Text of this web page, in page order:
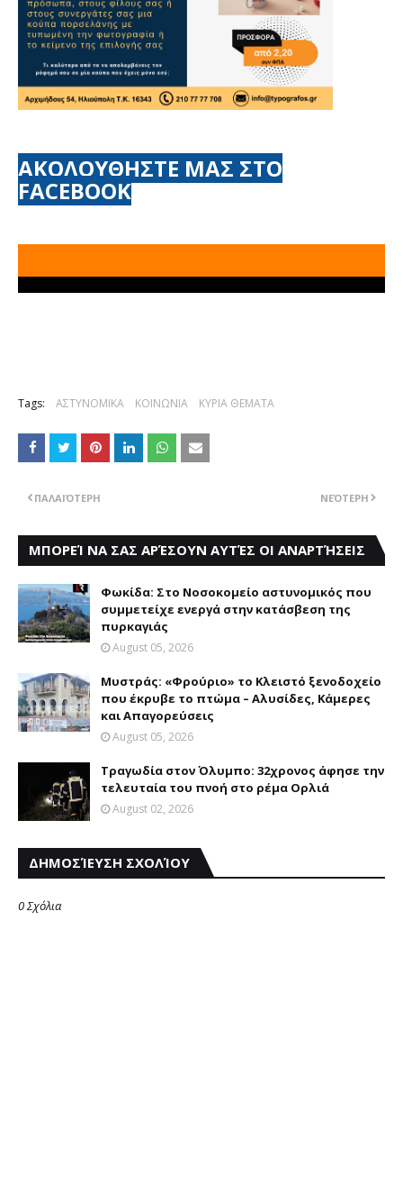
ΑΚΟΛΟΥΘΗΣΤΕ ΜΑΣ ΣΤΟ
FACEBOOK
Tags: ΑΣΤΥΝΟΜΙΚΑ ΚΟΙΝΩΝΙΑ ΚΥΡΙΑ ΘΕΜΑΤΑ
ΝΕΌΤΕΡΗ
ΠΑΛΑΙΌΤΕΡΗ
ΜΠΟΡΕΊ ΝΑ ΣΑΣ ΑΡΈΣΟΥΝ ΑΥΤΈΣ ΟΙ ΑΝΑΡΤΉΣΕΙΣ
Φωκίδα: Στο Νοσοκομείο αστυνομικός που
συμμετείχε ενεργά στην κατάσβεση της
πυρκαγιάς
August 05, 2026
Mυστράς: «Φρούριο» το Kλειστό ξενοδοχείο
που έκρυβε το πτώμα – Aλυσίδες, Kάμερες
και Aπαγορεύσεις
August 05, 2026
Τραγωδία στον Όλυμπο: 32χρονος άφησε την
τελευταία του πνοή στο ρέμα Ορλιά
August 02, 2026
ΔΗΜΟΣΊΕΥΣΗ ΣΧΟΛΊΟΥ
0 Σχόλια